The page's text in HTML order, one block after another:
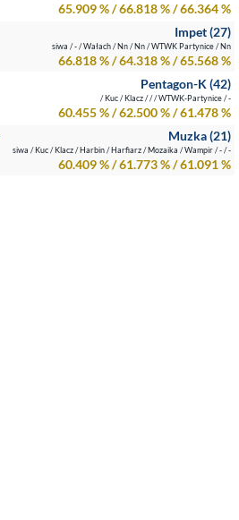
65.909 % / 66.818 % / 66.364 %
Impet (27)
siwa / - / Wałach / Nn / Nn / WTWK Partynice / Nn
66.818 % / 64.318 % / 65.568 %
Pentagon-K (42)
/ Kuc / Klacz / / / WTWK-Partynice / -
60.455 % / 62.500 % / 61.478 %
Muzka (21)
siwa / Kuc / Klacz / Harbin / Harfiarz / Mozaika / Wampir / - / -
60.409 % / 61.773 % / 61.091 %